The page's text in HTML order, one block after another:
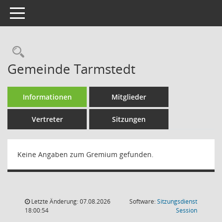
Toggle navigation
Rechercheauswahl
Gemeinde Tarmstedt
Informationen Mitglieder
Vertreter Sitzungen
Keine Angaben zum Gremium gefunden.
Letzte Änderung: 07.08.2026
18:00:54
Software:Sitzungsdienst
Session(Wird in